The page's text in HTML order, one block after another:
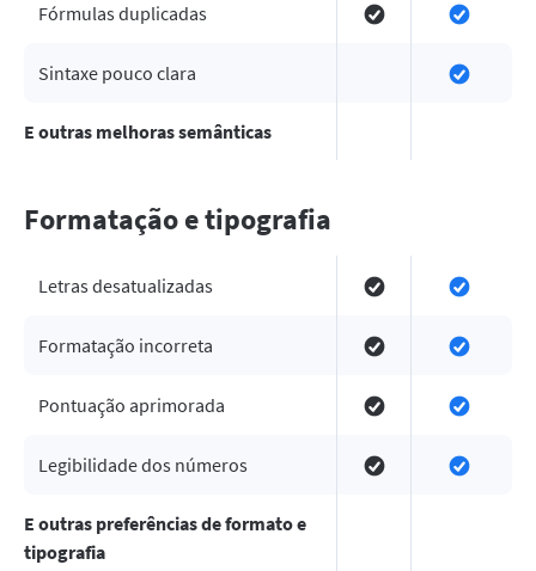
Fórmulas duplicadas
Sintaxe pouco clara
E outras melhoras semânticas
Formatação e tipografia
Letras desatualizadas
Formatação incorreta
Pontuação aprimorada
Legibilidade dos números
E outras preferências de formato e
tipografia